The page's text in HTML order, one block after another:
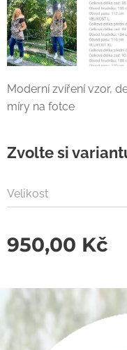
Moderní zvíření vzor,
míry na fotce
Zvolte si
Velikost
950,00 Kč